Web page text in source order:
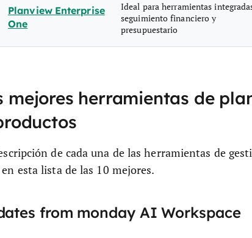
Planview Enterprise
One
Ideal para herramientas
seguimiento financiero y
presupuestario
mejores herramientas de
de cada una de las herramientas de
esta lista de las 10 mejores.
from monday AI Workspace